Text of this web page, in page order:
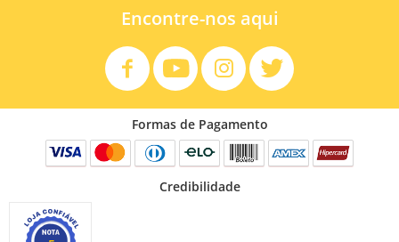
Encontre-nos aqui
Formas de Pagamento
Credibilidade